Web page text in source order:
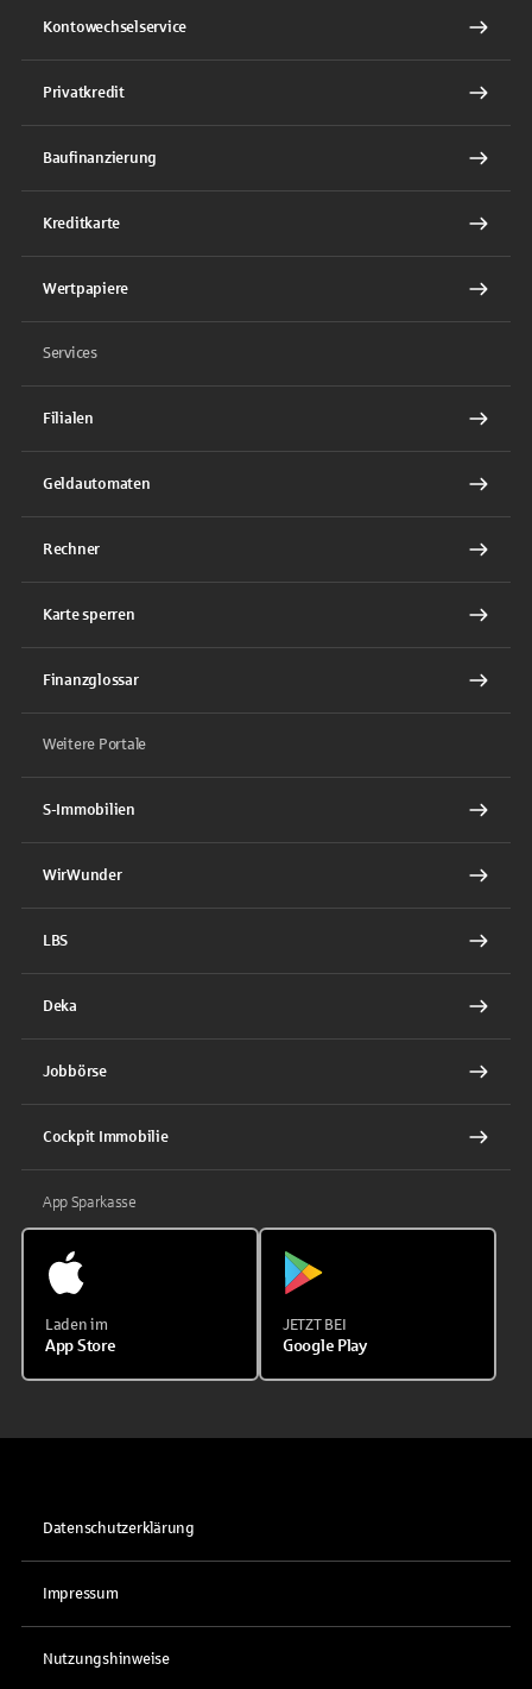
Kontowechselservice
Privatkredit
Baufinanzierung
Kreditkarte
Wertpapiere
Services
Filialen
Geldautomaten
Rechner
Karte sperren
Finanzglossar
Weitere Portale
S-Immobilien
WirWunder
LBS
Deka
Jobbörse
Cockpit Immobilie
App Sparkasse
Laden im
App Store
JETZT BEI
Google Play
Datenschutzerklärung
Impressum
Nutzungshinweise